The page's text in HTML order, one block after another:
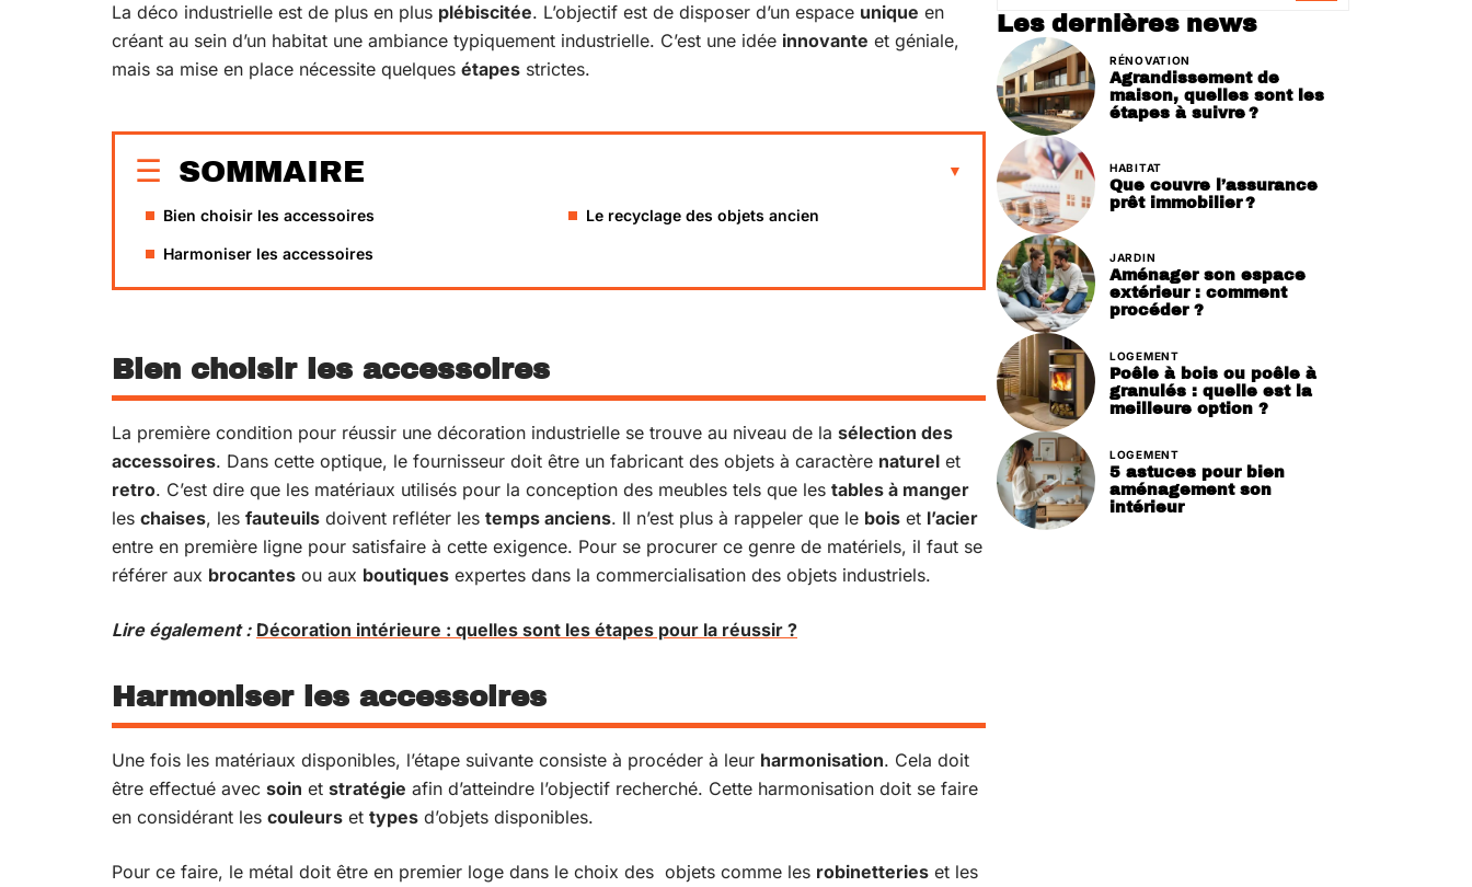
La déco industrielle est de plus en plus plébiscitée. L’objectif est de disposer d’un espace unique en
créant au sein d’un habitat une ambiance typiquement industrielle. C’est une idée innovante et géniale,
mais sa mise en place nécessite quelques étapes strictes.
SOMMAIRE
Bien choisir les accessoires
Harmoniser les accessoires
Le recyclage des objets ancien
Bien choisir les accessoires
La première condition pour réussir une décoration industrielle se trouve au niveau de la sélection des
accessoires. Dans cette optique, le fournisseur doit être un fabricant des objets à caractère naturel et
retro. C’est dire que les matériaux utilisés pour la conception des meubles tels que les tables à manger
les chaises, les fauteuils doivent refléter les temps anciens. Il n’est plus à rappeler que le bois et l’acier
entre en première ligne pour satisfaire à cette exigence. Pour se procurer ce genre de matériels, il faut se
référer aux brocantes ou aux boutiques expertes dans la commercialisation des objets industriels.
Lire également : Décoration intérieure : quelles sont les étapes pour la réussir ?
Harmoniser les accessoires
Une fois les matériaux disponibles, l’étape suivante consiste à procéder à leur harmonisation. Cela doit
être effectué avec soin et stratégie afin d’atteindre l’objectif recherché. Cette harmonisation doit se faire
en considérant les couleurs et types d’objets disponibles.
Pour ce faire, le métal doit être en premier loge dans le choix des objets comme les robinetteries et les
Les dernières news
RÉNOVATION
Agrandissement de
maison, quelles sont les
étapes à suivre ?
HABITAT
Que couvre l’assurance
prêt immobilier ?
JARDIN
Aménager son espace
extérieur : comment
procéder ?
LOGEMENT
Poêle à bois ou poêle à
granulés : quelle est la
meilleure option ?
LOGEMENT
5 astuces pour bien
aménagement son
intérieur